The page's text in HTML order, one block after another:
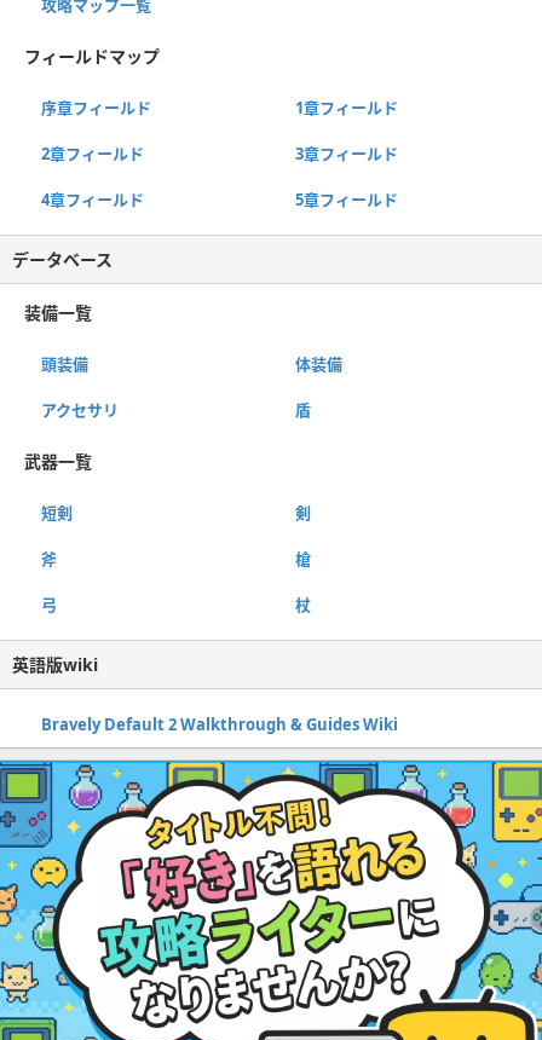
攻略マップ一覧
フィールドマップ
序章フィールド 1章フィールド
2章フィールド 3章フィールド
4章フィールド 5章フィールド
データベース
装備一覧
頭装備 体装備
アクセサリ 盾
武器一覧
短剣 剣
斧 槍
弓 杖
英語版wiki
Bravely Default 2 Walkthrough & Guides Wiki